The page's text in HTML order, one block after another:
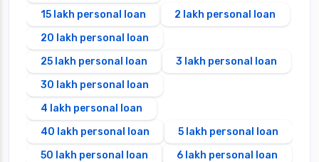
15 lakh personal loan
2 lakh personal loan
20 lakh personal loan
25 lakh personal loan
3 lakh personal loan
30 lakh personal loan
4 lakh personal loan
40 lakh personal loan
5 lakh personal loan
50 lakh personal loan
6 lakh personal loan